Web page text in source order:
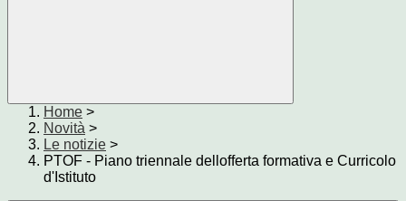
Home >
Novità >
Le notizie >
PTOF - Piano triennale dellofferta formativa e Curricolo
d'Istituto